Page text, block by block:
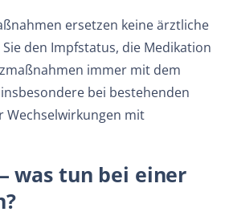
ersetzen keine ärztliche
den Impfstatus, die Medikation
immer mit dem
bei bestehenden
Wechselwirkungen mit
was tun bei einer